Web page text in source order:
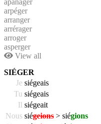
apanager
arpéger
arranger
arrérager
arroger
asperger
View all
SIÉGER
Je siégeais
Tu siégeais
Il siégeait
Nous siégeions > siégions